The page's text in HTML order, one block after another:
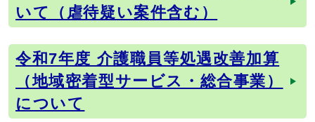
いて（虐待疑い案件含む）
令和7年度 介護職員等処遇改善加算
（地域密着型サービス・総合事業）
について